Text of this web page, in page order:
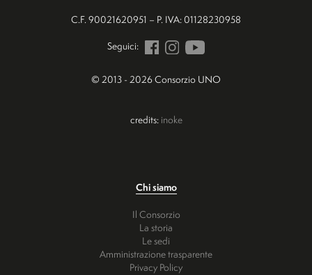
C.F. 90021620951 – P. IVA: 01128230958
Seguici:
© 2013 - 2026 Consorzio UNO
credits: inoke
Chi siamo
Il Consorzio
La storia
Le sedi
Amministrazione trasparente
Privacy Policy